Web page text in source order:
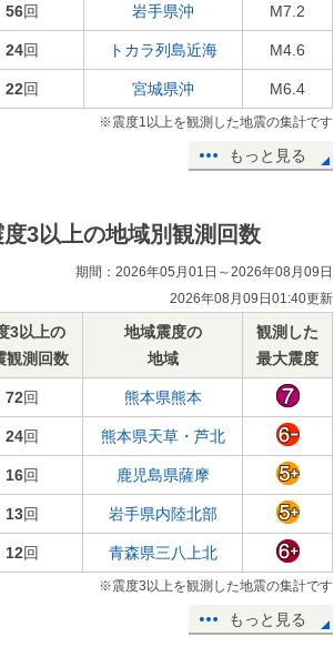
56回 岩手県沖 M7.2
24回 トカラ列島近海 M4.6
22回 宮城県沖 M6.4
※震度1以上を観測した地震の集計です
もっと見る
度3以上の地域別観測回数
期間：2026年05月01日～2026年08月09日
2026年08月09日01:40更新
3以上の
観測回数
地域震度の
地域
観測した
最大震度
72回 熊本県熊本
24回 熊本県天草・芦北
16回 鹿児島県薩摩
13回 岩手県内陸北部
12回 青森県三八上北
※震度3以上を観測した地震の集計です
もっと見る